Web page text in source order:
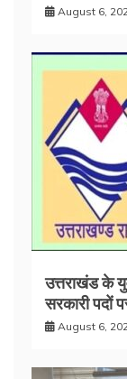
August 6,
उत्तराखंड के
सरकारी पदों
August 6,